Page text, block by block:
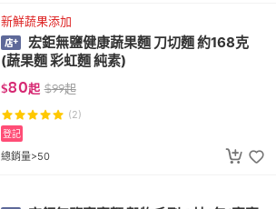
新鮮蔬果添加
宏鉅無鹽健康蔬果麵 刀切麵 約168克
(蔬果麵 彩虹麵 純素)
$80起 $99起
(2)
總銷量>50
登記